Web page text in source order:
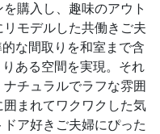
購入し、趣味のアウト
モデルした共働きご夫
な間取りを和室まで含
ある空間を実現。それ
チュラルでラフな雰囲
まれてワクワクした気
ア好きご夫婦にぴった